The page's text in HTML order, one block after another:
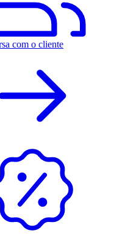
com o cliente